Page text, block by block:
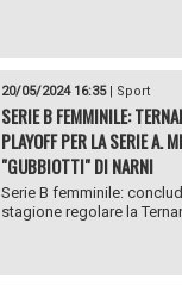
20/05/2024 16:35| Sport
SERIE B FEMMINILE:
PLAYOFF PER LA SERIE A.
"GUBBIOTTI" DI NARNI
Serie B femminile:
stagione regolare la